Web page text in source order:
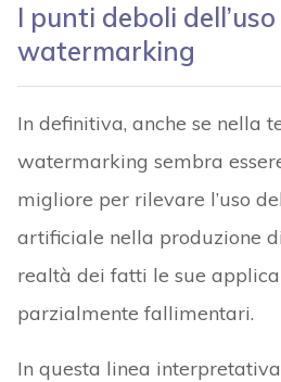
I punti deboli
watermarking
In definitiva, anche se nella
watermarking sembra
migliore per rilevare l’uso
artificiale nella produzione
realtà dei fatti le sue
parzialmente fallimentari.
In questa linea